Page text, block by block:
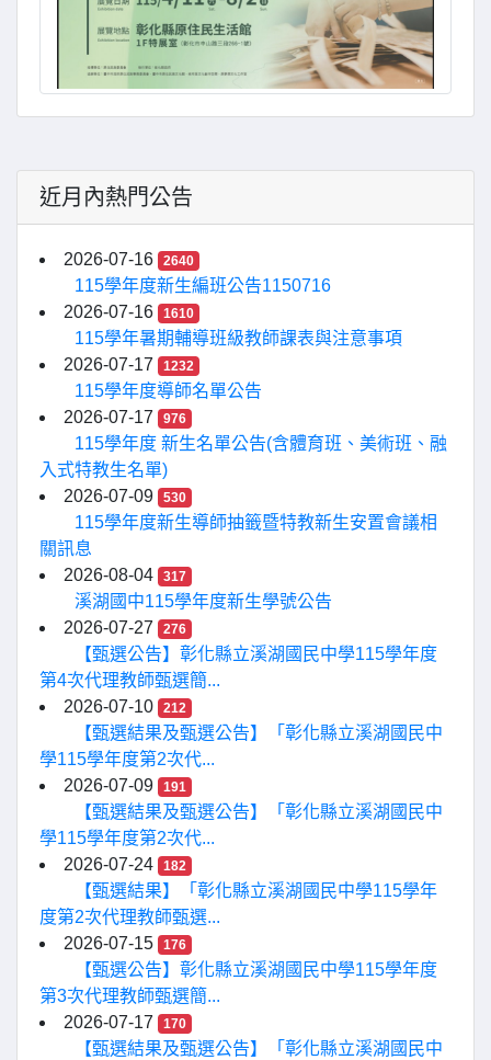
近月內熱門公告
2026-07-16 2640
115學年度新生編班公告1150716
2026-07-16
1610
115學年暑期輔導班級教師課表與注意事項
2026-07-17
1232
115學年度導師名單公告
2026-07-17
976
115學年度 新生名單公告(含體育班、美術班、融
入式特教生名單)
2026-07-09
530
115學年度新生導師抽籤暨特教新生安置會議相
關訊息
2026-08-04
317
溪湖國中115學年度新生學號公告
2026-07-27
276
【甄選公告】彰化縣立溪湖國民中學115學年度
第4次代理教師甄選簡...
2026-07-10
212
【甄選結果及甄選公告】「彰化縣立溪湖國民中
學115學年度第2次代...
2026-07-09
191
【甄選結果及甄選公告】「彰化縣立溪湖國民中
學115學年度第2次代...
2026-07-24
182
【甄選結果】「彰化縣立溪湖國民中學115學年
度第2次代理教師甄選...
2026-07-15
176
【甄選公告】彰化縣立溪湖國民中學115學年度
第3次代理教師甄選簡...
2026-07-17
170
【甄選結果及甄選公告】「彰化縣立溪湖國民中